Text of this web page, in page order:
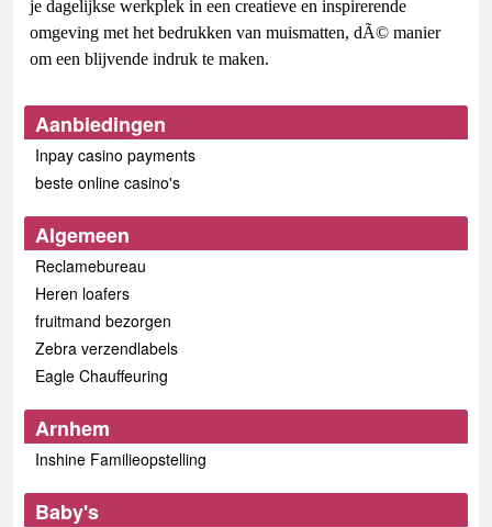
je dagelijkse werkplek in een creatieve en inspirerende
omgeving met het bedrukken van muismatten, dÃ© manier
om een blijvende indruk te maken.
Aanbiedingen
Inpay casino payments
beste online casino's
Algemeen
Reclamebureau
Heren loafers
fruitmand bezorgen
Zebra verzendlabels
Eagle Chauffeuring
Arnhem
Inshine Familieopstelling
Baby's